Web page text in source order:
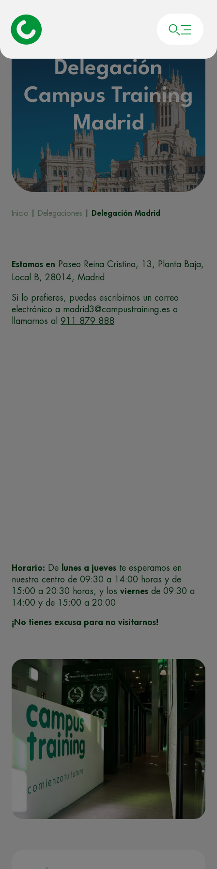
Delegación
Campus Training
Madrid
Inicio Delegaciones Delegación Madrid
Estamos en Paseo Reina Cristina, 13, Planta Baja,
Local B, 28014, Madrid
Si lo prefieres, puedes escribirnos un correo
electrónico a madrid3@campustraining.es o
llamarnos al 911 879 888
Horario: De lunes a jueves te esperamos en
nuestro centro de 09:30 a 14:00 horas y de
15:00 a 20:30 horas, y los viernes de 09:30 a
14:00 y de 15:00 a 20:00.
¡No tienes excusa para no visitarnos!